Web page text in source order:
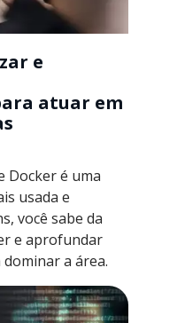
e
atuar em
Docker é uma
usada e
você sabe da
e aprofundar
a área.